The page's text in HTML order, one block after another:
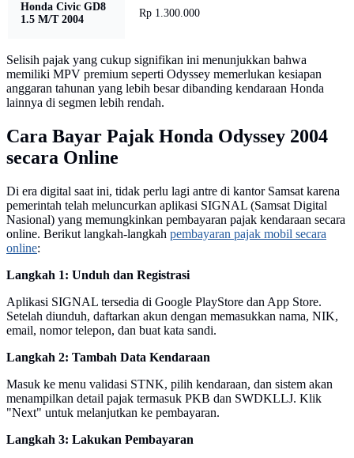
Honda Civic GD8
1.5 M/T 2004
Rp 1.300.000
Selisih pajak yang cukup signifikan ini menunjukkan bahwa
memiliki MPV premium seperti Odyssey memerlukan kesiapan
anggaran tahunan yang lebih besar dibanding kendaraan Honda
lainnya di segmen lebih rendah.
Cara Bayar Pajak Honda Odyssey 2004
secara Online
Di era digital saat ini, tidak perlu lagi antre di kantor Samsat karena
pemerintah telah meluncurkan aplikasi SIGNAL (Samsat Digital
Nasional) yang memungkinkan pembayaran pajak kendaraan secara
online. Berikut langkah-langkah pembayaran pajak mobil secara
online:
Langkah 1: Unduh dan Registrasi
Aplikasi SIGNAL tersedia di Google PlayStore dan App Store.
Setelah diunduh, daftarkan akun dengan memasukkan nama, NIK,
email, nomor telepon, dan buat kata sandi.
Langkah 2: Tambah Data Kendaraan
Masuk ke menu validasi STNK, pilih kendaraan, dan sistem akan
menampilkan detail pajak termasuk PKB dan SWDKLLJ. Klik
"Next" untuk melanjutkan ke pembayaran.
Langkah 3: Lakukan Pembayaran